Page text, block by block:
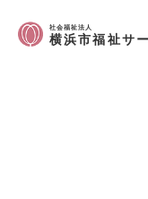
社会福祉法人
横浜市福祉サ